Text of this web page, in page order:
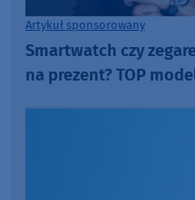
Artykuł sponsorowany
Smartwatch czy
na prezent? TOP